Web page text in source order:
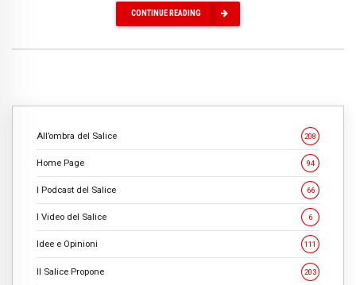
CONTINUE READING
All’ombra del Salice 208
Home Page 94
I Podcast del Salice 66
I Video del Salice 6
Idee e Opinioni 111
Il Salice Propone 203